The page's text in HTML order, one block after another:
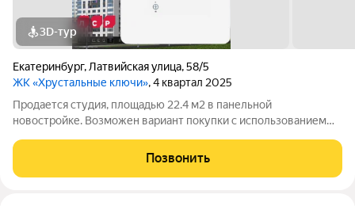
3D-тур
Екатеринбург, Латвийская улица,58/5
ЖК «Хрустальные ключи», 4 квартал 2025
Продается студия, площадью 22.4 м2 в панельной
новостройке. Возможен вариант покупки с использованием
отделка под ключ. Квартира располагается на 19 этаже 25-
этажного дома в ЖК Хрустальные
Позвонить